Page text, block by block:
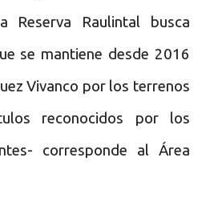
Reserva Raulintal busca
se mantiene desde 2016
Vivanco por los terrenos
reconocidos por los
corresponde al Área